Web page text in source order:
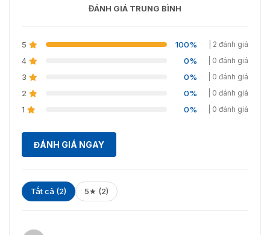
ĐÁNH GIÁ TRUNG BÌNH
5 100% | 2 đánh giá
4 0% | 0 đánh giá
3 0% | 0 đánh giá
2 0% | 0 đánh giá
1 0% | 0 đánh giá
ĐÁNH GIÁ NGAY
Tất cả (2) 5★ (2)